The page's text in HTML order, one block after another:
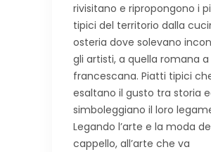
rivisitano e ripropongono i
tipici del territorio dalla
osteria dove solevano
gli artisti, a quella romana a
francescana. Piatti tipici
esaltano il gusto tra storia
simboleggiano il loro
Legando l’arte e la moda
cappello, all’arte che va